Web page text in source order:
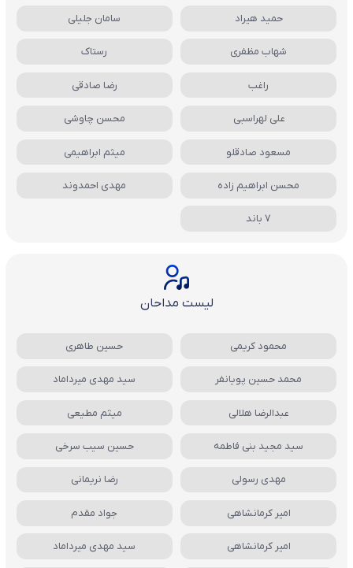
حمید هیراد سامان جلیلی
شهاب مظفری رستاک
راغب رضا صادقی
علی لهراسبی محسن چاوشی
مسعود صادقلو میثم ابراهیمی
محسن ابراهیم زاده مهدی احمدوند
7 باند
لیست مداحان
محمود کریمی حسین طاهری
محمد حسین پویانفر سید مهدی میرداماد
عبدالرضا هلالی میثم مطیعی
سید مجید بنی فاطمه حسین سیب سرخی
مهدی رسولی رضا نریمانی
امیر کرمانشاهی جواد مقدم
امیر کرمانشاهی سید مهدی میرداماد